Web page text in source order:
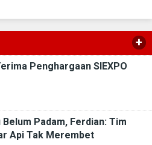
+
Penghargaan SIEXPO
Padam, Ferdian: Tim
Api Tak Merembet